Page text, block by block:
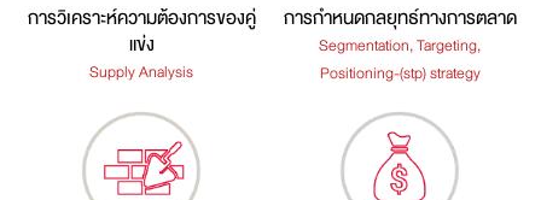
การวิเคราะห์ความต้องการของคู่
แข่ง
Supply Analysis
การกำหนดกลยุทธ์ทางการตลาด
Segmentation, Targeting,
Positioning-(stp) strategy